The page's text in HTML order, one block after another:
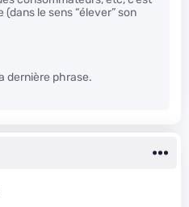
le sens “élever” son
dernière phrase.